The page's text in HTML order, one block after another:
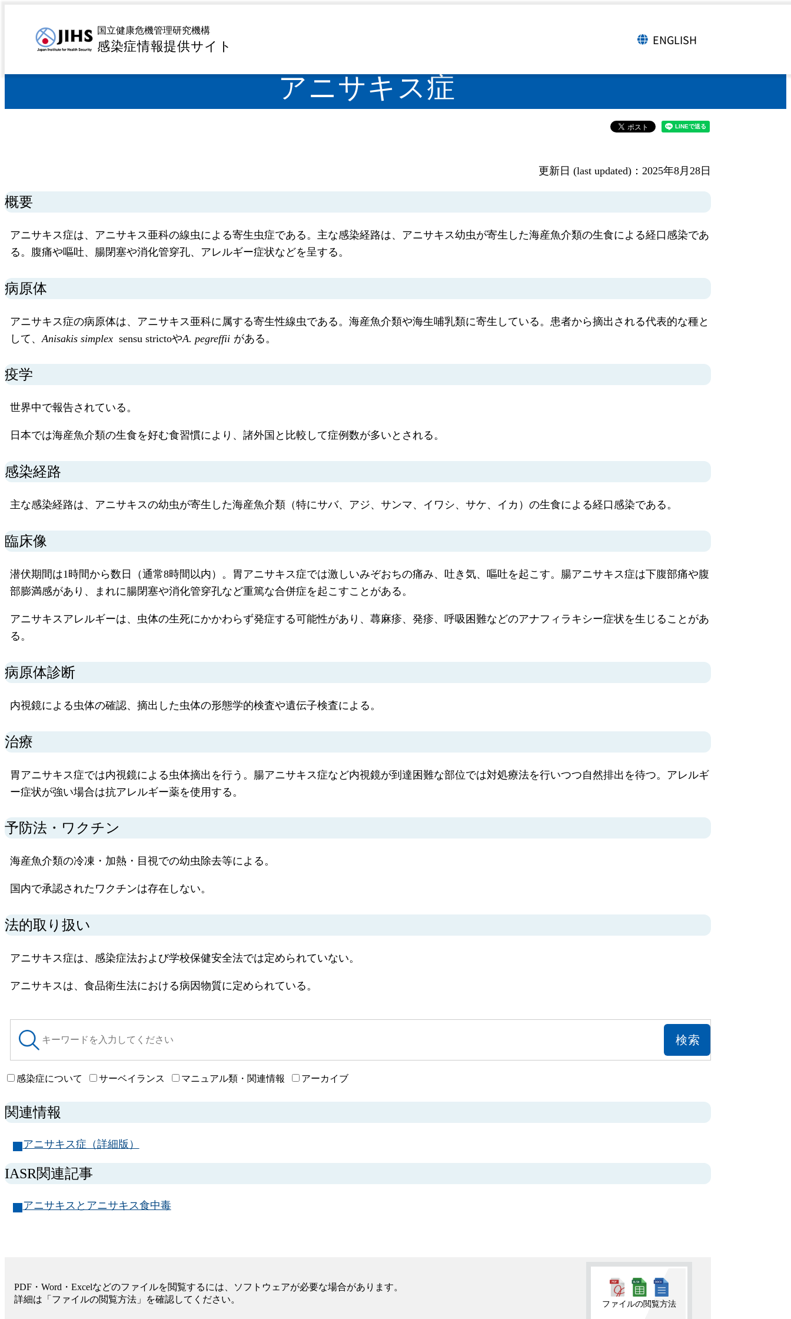
国立健康危機管理研究機構
感染症情報提供サイト 言語切り替え
ENGLISH
トップページ> 感染症を探す>疾患名から探す
アニサキス症
更新日 (last updated)：2025年8月28日
概要
アニサキス症は、アニサキス亜科の線虫による寄生虫症である。主な感染経路は、アニサキス幼虫が寄生した海産魚介類の生食による経口感染であ
る。腹痛や嘔吐、腸閉塞や消化管穿孔、アレルギー症状などを呈する。
病原体
アニサキス症の病原体は、アニサキス亜科に属する寄生性線虫である。海産魚介類や海生哺乳類に寄生している。患者から摘出される代表的な種と
して、 Anisakis simplex sensu strictoやA. pegreffii がある。
疫学
世界中で報告されている。
日本では海産魚介類の生食を好む食習慣により、諸外国と比較して症例数が多いとされる。
感染経路
主な感染経路は、アニサキスの幼虫が寄生した海産魚介類（特にサバ、アジ、サンマ、イワシ、サケ、イカ）の生食による経口感染である。
臨床像
潜伏期間は1時間から数日（通常8時間以内）。胃アニサキス症では激しいみぞおちの痛み、吐き気、嘔吐を起こす。腸アニサキス症は下腹部痛や腹
部膨満感があり、まれに腸閉塞や消化管穿孔など重篤な合併症を起こすことがある。
アニサキスアレルギーは、虫体の生死にかかわらず発症する可能性があり、蕁麻疹、発疹、呼吸困難などのアナフィラキシー症状を生じることがあ
る。
病原体診断
内視鏡による虫体の確認、摘出した虫体の形態学的検査や遺伝子検査による。
治療
胃アニサキス症では内視鏡による虫体摘出を行う。腸アニサキス症など内視鏡が到達困難な部位では対処療法を行いつつ自然排出を待つ。アレルギ
ー症状が強い場合は抗アレルギー薬を使用する。
予防法・ワクチン
海産魚介類の冷凍・加熱・目視での幼虫除去等による。
国内で承認されたワクチンは存在しない。
法的取り扱い
アニサキス症は、感染症法および学校保健安全法では定められていない。
アニサキスは、食品衛生法における病因物質に定められている。
ト
内
検感染症について サーベイランス マニュアル類・関連情報 アーカイブ
関連情報
アニサキス症（詳細版）
IASR関連記事
アニサキスとアニサキス食中毒
PDF・Word・Excelなどのファイルを閲覧するには、ソフトウェアが必要な場合があります。
詳細は「ファイルの閲覧方法」を確認してください。
ファイルの閲覧方法